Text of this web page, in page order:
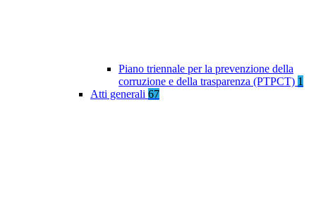
Piano triennale per la prevenzione della
corruzione e della trasparenza (PTPCT) 1
Atti generali 67